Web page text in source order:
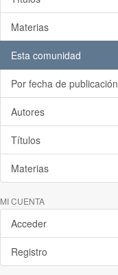
Materias
Esta comunidad
Por fecha de publicación
Autores
Títulos
Materias
MI CUENTA
Acceder
Registro